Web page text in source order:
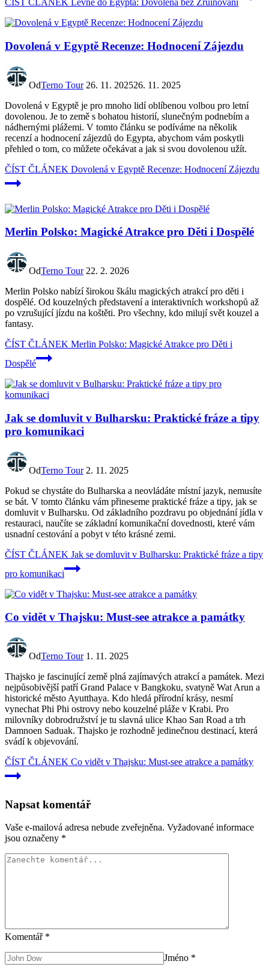
ČÍST ČLÁNEK Levně do Egypta: Dovolená bez Zruinování
Dovolená v Egyptě Recenze: Hodnocení Zájezdu
OdTerno Tour 26. 11. 202526. 11. 2025
Dovolená v Egyptě je pro mnoho lidí oblíbenou volbou pro letní
dovolenou. Je to země s bohatou historií, slunečným podnebím a
nádhernými plážemi. V tomto článku se podíváme na několik
recenzí a hodnocení zájezdů do Egypta, abychom vám poskytli
přehled o tom, co můžete očekávat a jak si svou dovolenou užít.
ČÍST ČLÁNEK Dovolená v Egyptě Recenze: Hodnocení Zájezdu
Merlin Polsko: Magické Atrakce pro Děti i Dospělé
OdTerno Tour 22. 2. 2026
Merlin Polsko nabízí širokou škálu magických atrakcí pro děti i
dospělé. Od kouzelných představení a interaktivních workshopů až
po vzrušující jízdu na koštěti. Pro všechny, kdo milují svět kouzel a
fantasy.
ČÍST ČLÁNEK Merlin Polsko: Magické Atrakce pro Děti i
Dospělé
Jak se domluvit v Bulharsku: Praktické fráze a tipy
pro komunikaci
OdTerno Tour 2. 11. 2025
Pokud se chystáte do Bulharska a neovládáte místní jazyk, nemusíte
se bát. V tomto článku vám přineseme praktické fráze a tipy, jak se
domluvit v Bulharsku. Od základního pozdravu po objednání jídla v
restauraci, naučíte se základní komunikační dovednosti, které vám
usnadní cestování a pobyt v této krásné zemi.
ČÍST ČLÁNEK Jak se domluvit v Bulharsku: Praktické fráze a tipy
pro komunikaci
Co vidět v Thajsku: Must-see atrakce a památky
OdTerno Tour 1. 11. 2025
Thajsko je fascinující země plná zajímavých atrakcí a památek. Mezi
nejpůsobivější patří Grand Palace v Bangkoku, svatyně Wat Arun a
historické město Ayutthaya. Kdo hledá přírodní krásy, nesmí
vynechat Phi Phi ostrovy nebo kouzelné pláže v Krabi. Pro
milovníky dobrodružství je tu slavná ulice Khao San Road a trh
Damnoen Saduak. Thajsko je rozhodně jedinečnou destinací, která
svádí k objevování.
ČÍST ČLÁNEK Co vidět v Thajsku: Must-see atrakce a památky
Napsat komentář
Vaše e-mailová adresa nebude zveřejněna. Vyžadované informace
jsou označeny *
Komentář *
Jméno *